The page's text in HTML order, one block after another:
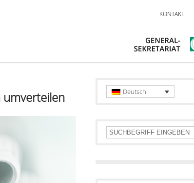
KONTAKT
umverteilen Deutsch